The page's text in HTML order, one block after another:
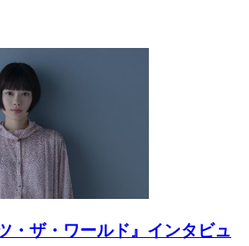
・ザ・ワールド』インタビュ